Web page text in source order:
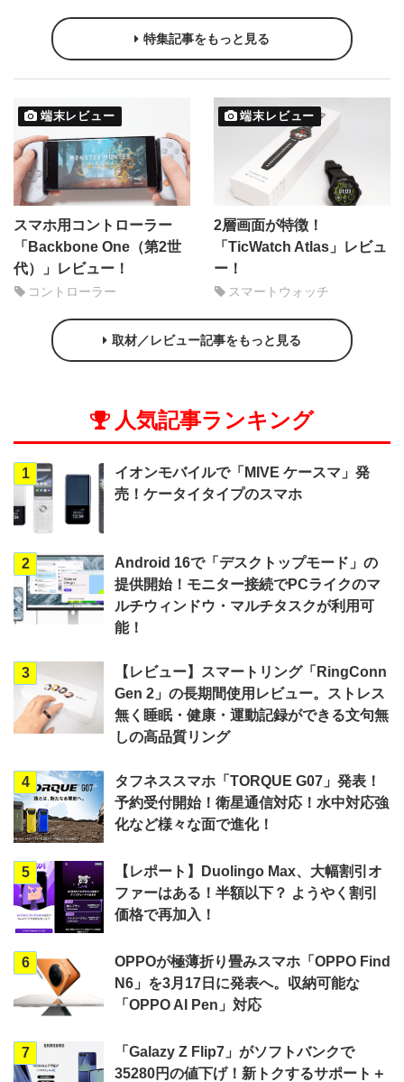
特集記事をもっと見る
端末レビュー
スマホ用コントローラー
「Backbone One（第2世
代）」レビュー！
コントローラー
端末レビュー
2層画面が特徴！
「TicWatch Atlas」レビュ
ー！
スマートウォッチ
取材／レビュー記事をもっと見る
人気記事ランキング
1
イオンモバイルで「MIVE ケースマ」発
売！ケータイタイプのスマホ
2
Android 16で「デスクトップモード」の
提供開始！モニター接続でPCライクのマ
ルチウィンドウ・マルチタスクが利用可
能！
3
【レビュー】スマートリング「RingConn
Gen 2」の長期間使用レビュー。ストレス
無く睡眠・健康・運動記録ができる文句無
しの高品質リング
4
タフネススマホ「TORQUE G07」発表！
予約受付開始！衛星通信対応！水中対応強
化など様々な面で進化！
5
【レポート】Duolingo Max、大幅割引オ
ファーはある！半額以下？ ようやく割引
価格で再加入！
6
OPPOが極薄折り畳みスマホ「OPPO Find
N6」を3月17日に発表へ。収納可能な
「OPPO AI Pen」対応
7
「Galazy Z Flip7」がソフトバンクで
35280円の値下げ！新トクするサポート＋